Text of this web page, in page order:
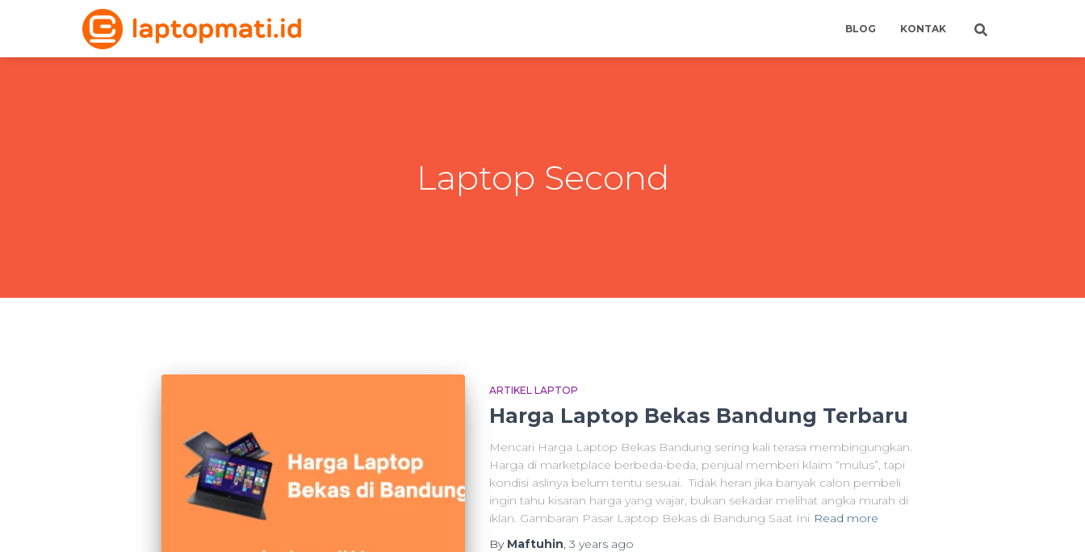
BLOG KONTAK
Laptop Second
ARTIKEL LAPTOP
Harga Laptop Bekas Bandung Terbaru
Mencari Harga Laptop Bekas Bandung sering kali terasa membingungkan.
Harga di marketplace berbeda-beda, penjual memberi klaim “mulus”, tapi
kondisi aslinya belum tentu sesuai. Tidak heran jika banyak calon pembeli
ingin tahu kisaran harga yang wajar, bukan sekadar melihat angka murah di
iklan. Gambaran Pasar Laptop Bekas di Bandung Saat Ini Read more
By Maftuhin, 3 yearsago